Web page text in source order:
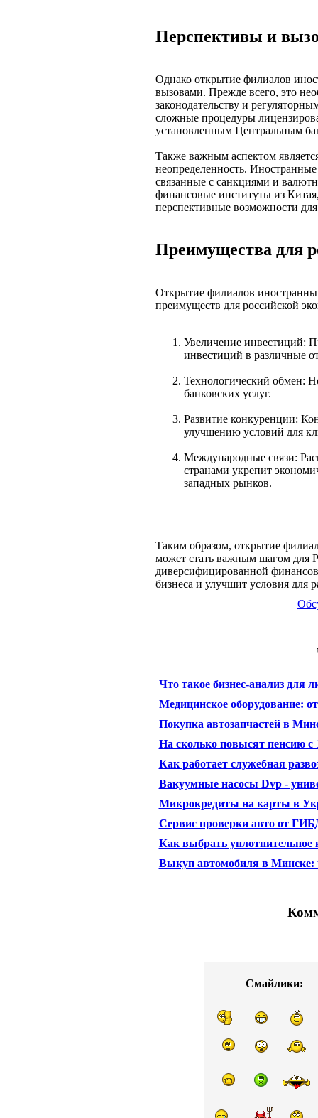
Перспективы и
Однако открытие филиалов
вызовами. Прежде всего, это
законодательству и
сложные процедуры
установленным Центральным
Также важным аспектом
неопределенность.
связанные с санкциями и
финансовые институты из
перспективные возможности
Преимущества для
Открытие филиалов
преимуществ для российской
Увеличение инвестиций:
инвестиций в различные
Технологический обмен:
банковских услуг.
Развитие конкуренции:
улучшению условий для
Международные связи:
странами укрепит
западных рынков.
Таким образом, открытие
может стать важным шагом для
диверсифицированной
бизнеса и улучшит условия для
Что такое бизнес-анализ для
Медицинское оборудование:
Покупка автозапчастей в
На сколько повысят пенсию с
Как работает служебная
Вакуумные насосы Dvp -
Микрокредиты на карты в
Сервис проверки авто от
Как выбрать уплотнительное
Выкуп автомобиля в Минске:
Смайлики: